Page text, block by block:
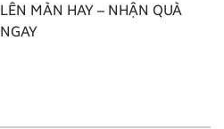
LÊN MÀN HAY – NHẬN QUÀ
NGAY